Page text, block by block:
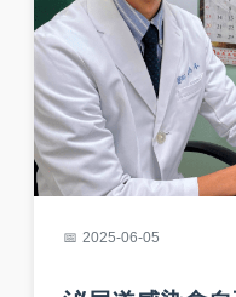
2025-06-05